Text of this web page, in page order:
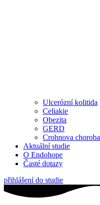
Ulcerózní kolitida
Celiakie
Obezita
GERD
Crohnova choroba
Aktuální studie
O Endohope
Časté dotazy
přihlášení do studie